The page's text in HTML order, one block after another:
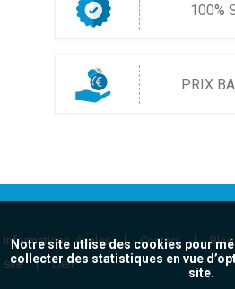
100%
PRIX
Informations légales Contact Blog
site
Lien
Notre site utlise des cookies pour
collecter des statistiques en vue
site.